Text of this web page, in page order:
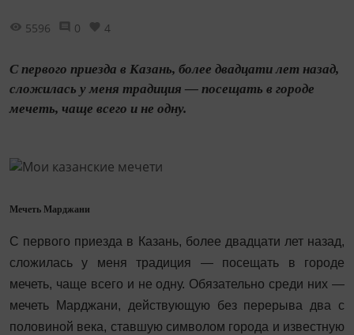
5596 0 4
С первого приезда в Казань, более двадцати лет назад,
сложилась у меня традиция — посещать в городе
мечеть, чаще всего и не одну.
Мечеть Марджани
С первого приезда в Казань, более двадцати лет назад,
сложилась у меня традиция — посещать в городе
мечеть, чаще всего и не одну. Обязательно среди них —
мечеть Марджани, действующую без перерыва два с
половиной века, ставшую символом города и известную